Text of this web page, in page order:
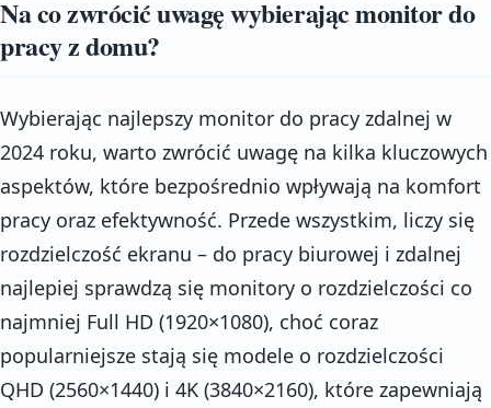
Na co zwrócić uwagę wybierając monitor do
pracy z domu?
Wybierając najlepszy monitor do pracy zdalnej w
2024 roku, warto zwrócić uwagę na kilka kluczowych
aspektów, które bezpośrednio wpływają na komfort
pracy oraz efektywność. Przede wszystkim, liczy się
rozdzielczość ekranu – do pracy biurowej i zdalnej
najlepiej sprawdzą się monitory o rozdzielczości co
najmniej Full HD (1920×1080), choć coraz
popularniejsze stają się modele o rozdzielczości
QHD (2560×1440) i 4K (3840×2160), które zapewniają